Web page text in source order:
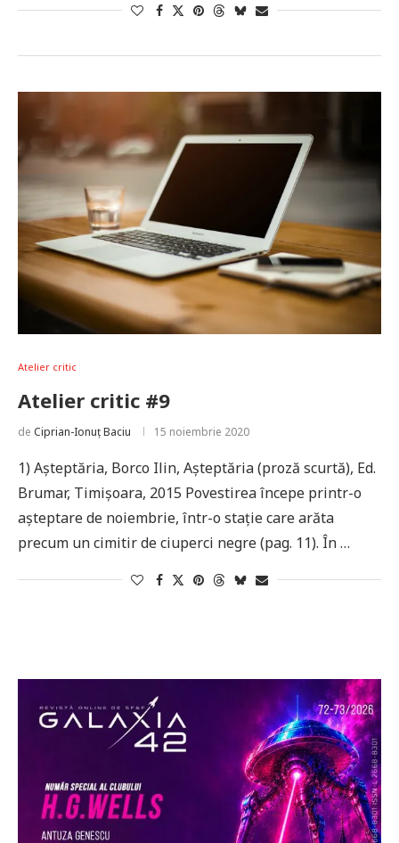
Atelier critic
Atelier critic #9
de Ciprian-Ionuț Baciu 15 noiembrie 2020
1) Așteptăria, Borco Ilin, Așteptăria (proză scurtă), Ed.
Brumar, Timișoara, 2015 Povestirea începe printr-o
așteptare de noiembrie, într-o stație care arăta
precum un cimitir de ciuperci negre (pag. 11). În …